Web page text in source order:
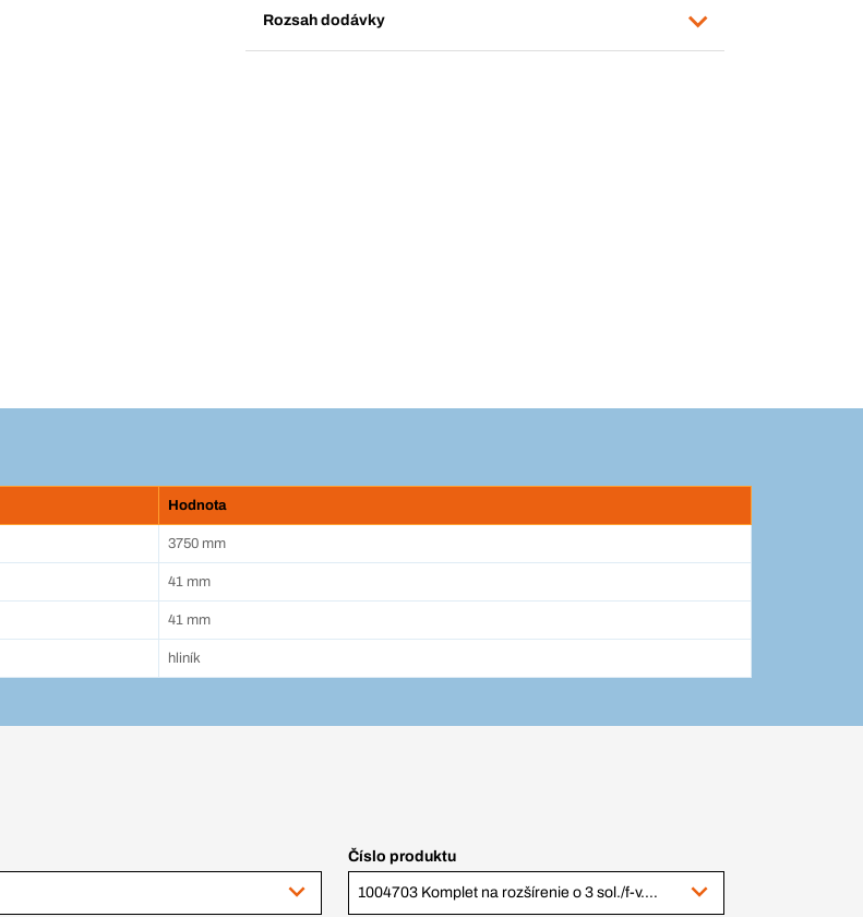
Rozsah dodávky
Hodnota
3750 mm
41 mm
41 mm
hliník
Číslo produktu
1004703 Komplet na rozšírenie o 3 sol./f-v. moduly na šikmé strechy